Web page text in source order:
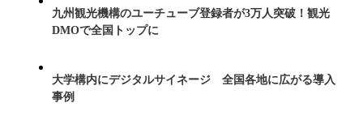
九州観光機構のユーチューブ登録者が3万人突破！観光
DMOで全国トップに
大学構内にデジタルサイネージ 全国各地に広がる導入
事例